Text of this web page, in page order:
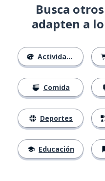
Busca
adapten a
Actividades
Comida
Deportes
Educación